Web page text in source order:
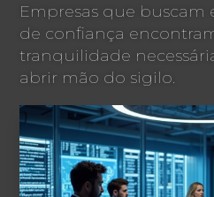
Empresas que buscam
de confiança
tranquilidade
abrir mão do sigilo.